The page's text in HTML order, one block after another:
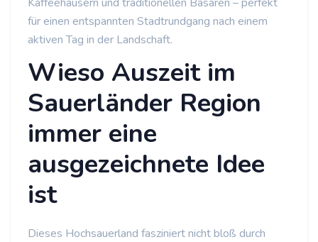
für einen entspannten Stadtrundgang nach einem
aktiven Tag in der Landschaft.
Wieso Auszeit im
Sauerländer Region
immer eine
ausgezeichnete Idee
ist
Dieses Hochsauerland fasziniert nicht bloß durch